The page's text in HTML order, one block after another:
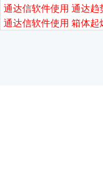
通达信软件使用 通达
通达信软件使用 箱体